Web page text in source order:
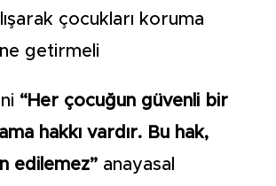
çocukları koruma
getirmeli
“Her çocuğun güvenli bir
hakkı vardır. Bu hak,
edilemez” anayasal